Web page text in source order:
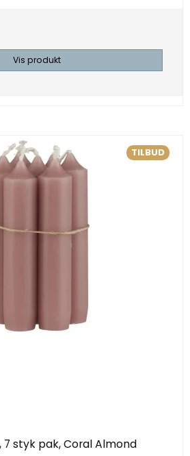
Vis produkt
TILBUD
7 styk pak, Coral Almond